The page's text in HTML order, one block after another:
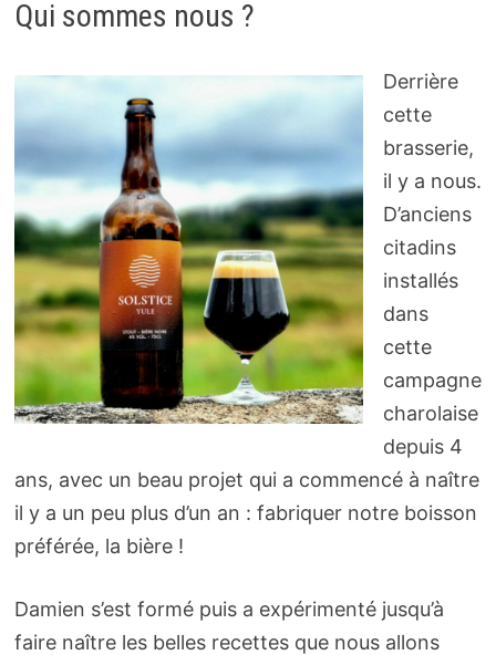
Qui sommes nous ?
Derrière
cette
brasserie,
il y a nous.
D’anciens
citadins
installés
dans
cette
campagne
charolaise
depuis 4
ans, avec un beau projet qui a commencé à naître
il y a un peu plus d’un an : fabriquer notre boisson
préférée, la bière !
Damien s’est formé puis a expérimenté jusqu’à
faire naître les belles recettes que nous allons